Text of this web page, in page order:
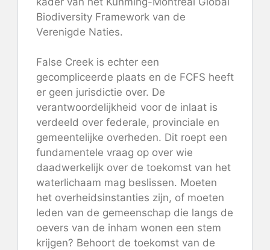
Biodiversity Framework van de
Verenigde Naties.
False Creek is echter een
gecompliceerde plaats en de FCFS heeft
er geen jurisdictie over. De
verantwoordelijkheid voor de inlaat is
verdeeld over federale, provinciale en
gemeentelijke overheden. Dit roept een
fundamentele vraag op over wie
daadwerkelijk over de toekomst van het
waterlichaam mag beslissen. Moeten
het overheidsinstanties zijn, of moeten
leden van de gemeenschap die langs de
oevers van de inham wonen een stem
krijgen? Behoort de toekomst van de